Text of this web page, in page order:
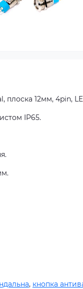
плоска 12мм, 4pin,
IP65.
.
, кнопка